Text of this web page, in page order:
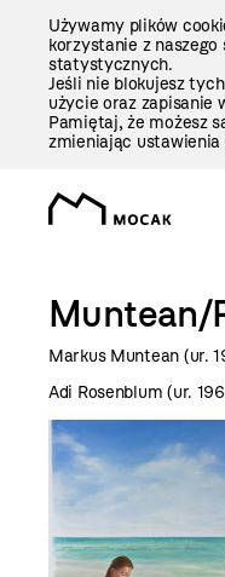
Używamy plików
korzystanie z
statystycznych.
Jeśli nie blokujesz
użycie oraz zapisanie
Pamiętaj, że możesz
zmieniając ustawienia
Muntean/
Markus Muntean (ur.
Adi Rosenblum (ur.